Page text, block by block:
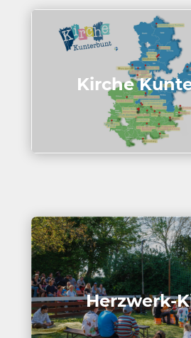
Kirche
Herz­werk-